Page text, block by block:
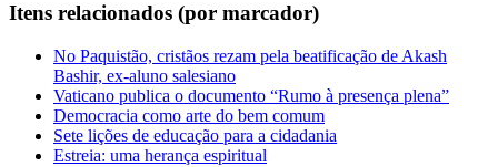
Itens relacionados (por marcador)
No Paquistão, cristãos rezam pela beatificação de Akash
Bashir, ex-aluno salesiano
Vaticano publica o documento “Rumo à presença plena”
Democracia como arte do bem comum
Sete lições de educação para a cidadania
Estreia: uma herança espiritual